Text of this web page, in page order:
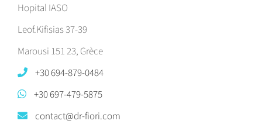
Hopital IASO
Leof.Kifisias 37-39
Marousi 151 23, Grèce
+30 694-879-0484
+30 697-479-5875
contact@dr-fiori.com